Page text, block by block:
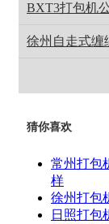
BXT3打包机
徐州自走式缠
猜你喜欢
常州打包
样
徐州打包
日照打包